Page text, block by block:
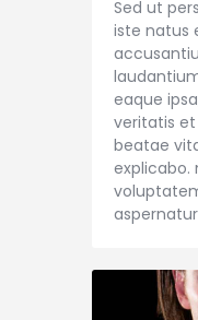
Sed ut
iste natus
eaque
veritatis
beatae
explicabo.